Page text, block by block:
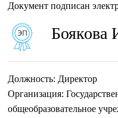
Документ подписан
Боякова
Должность: Директор
Организация:
общеобразовательное